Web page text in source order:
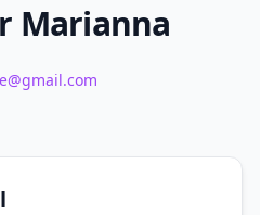
Marianna